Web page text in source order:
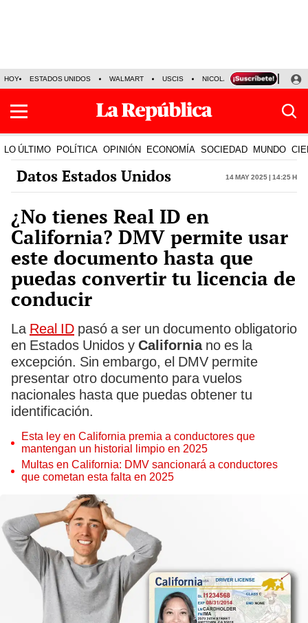
HOY ESTADOS UNIDOS WALMART USCIS NICOLÁS MADURO P-8
LO ÚLTIMO POLÍTICA OPINIÓN ECONOMÍA SOCIEDAD MUNDO
Datos Estados Unidos 14 May 2025 | 14:25 h
¿No tienes Real ID en
California? DMV permite usar
este documento hasta que
puedas convertir tu licencia de
conducir
La Real ID pasó a ser un documento obligatorio
en Estados Unidos y California no es la
excepción. Sin embargo, el DMV permite
presentar otro documento para vuelos
nacionales hasta que puedas obtener tu
identificación.
Esta ley en California premia a conductores que
mantengan un historial limpio en 2025
Multas en California: DMV sancionará a conductores
que cometan esta falta en 2025